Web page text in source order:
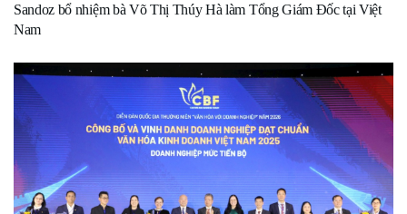
Sandoz bổ nhiệm bà Võ Thị Thúy Hà làm Tổng Giám Đốc tại Việt
Nam